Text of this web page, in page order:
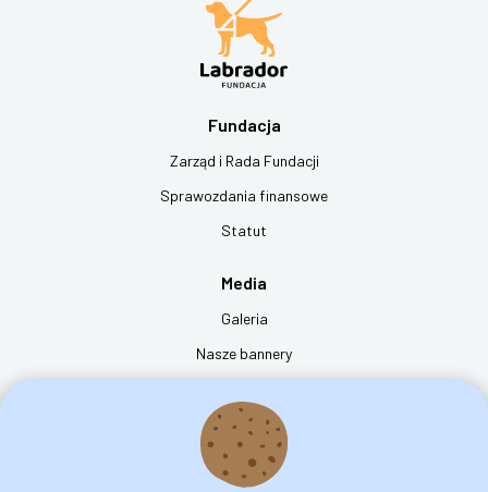
Fundacja
Zarząd i Rada Fundacji
Sprawozdania finansowe
Statut
Media
Galeria
Nasze bannery
Kontakt
Fundacja na rzecz Osób Niewidomych Labrador - Pies Przewodnik